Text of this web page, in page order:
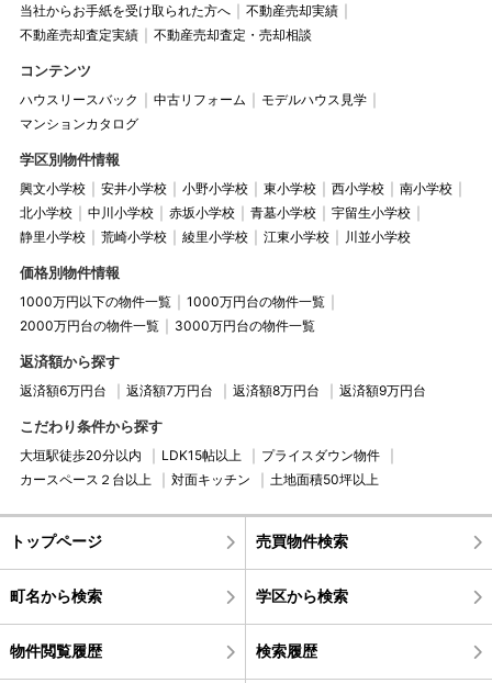
当社からお手紙を受け取られた方へ
不動産売却実績
不動産売却査定実績
不動産売却査定・売却相談
コンテンツ
ハウスリースバック 中古リフォーム
モデルハウス見学
マンションカタログ
学区別物件情報
興文小学校 安井小学校 小野小学校 東小学校 西小学校
南小学校
北小学校
中川小学校 赤坂小学校 青墓小学校
宇留生小学校
静里小学校
荒崎小学校 綾里小学校 江東小学校 川並小学校
価格別物件情報
1000万円以下の物件一覧
1000万円台の物件一覧
2000万円台の物件一覧
3000万円台の物件一覧
返済額から探す
返済額6万円台 返済額7万円台 返済額8万円台 返済額9万円台
こだわり条件から探す
大垣駅徒歩20分以内 LDK15帖以上
プライスダウン物件
カースペース２台以上
対面キッチン 土地面積50坪以上
トップページ 売買物件検索
町名から検索 学区から検索
物件閲覧履歴 検索履歴